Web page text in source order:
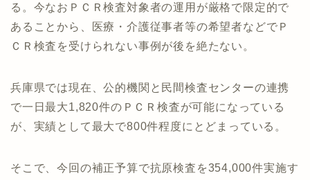
る。今なおＰＣＲ検査対象者の運用が厳格で限定的で
あることから、医療・介護従事者等の希望者などでＰ
ＣＲ検査を受けられない事例が後を絶たない。
兵庫県では現在、公的機関と民間検査センターの連携
で一日最大1,820件のＰＣＲ検査が可能になっている
が、実績として最大で800件程度にとどまっている。
そこで、今回の補正予算で抗原検査を354,000件実施す